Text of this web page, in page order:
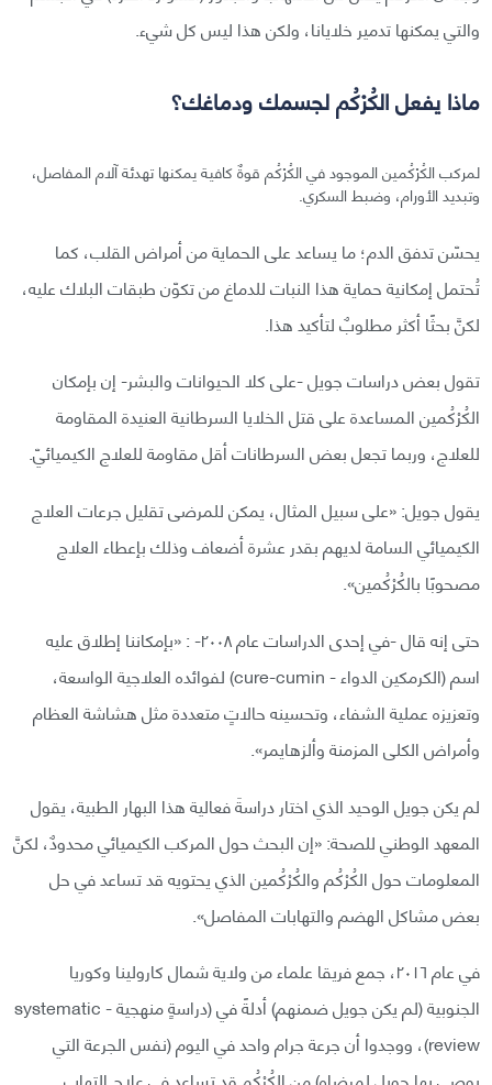
والتي يمكنها تدمير خلايانا، ولكن هذا ليس كل شيء.
ماذا يفعل الكُرْكُم لجسمك ودماغك؟
لمركب الكُرْكُمين الموجود في الكُرْكُم قوةٌ كافية يمكنها تهدئة آلام المفاصل،
وتبديد الأورام، وضبط السكري.
يحسّن تدفق الدم؛ ما يساعد على الحماية من أمراض القلب، كما
تُحتمل إمكانية حماية هذا النبات للدماغ من تكوّن طبقات البلاك عليه،
لكنَّ بحثًا أكثر مطلوبٌ لتأكيد هذا.
تقول بعض دراسات جويل -على كلا الحيوانات والبشر- إن بإمكان
الكُرْكُمين المساعدة على قتل الخلايا السرطانية العنيدة المقاومة
للعلاج، وربما تجعل بعض السرطانات أقل مقاومة للعلاج الكيميائيّ.
يقول جويل: «على سبيل المثال، يمكن للمرضى تقليل جرعات العلاج
الكيميائي السامة لديهم بقدر عشرة أضعاف وذلك بإعطاء العلاج
مصحوبًا بالكُرْكُمين».
حتى إنه قال -في إحدى الدراسات عام ٢٠٠٨- : «بإمكاننا إطلاق عليه
اسم (الكرمكين الدواء - cure-cumin) لفوائده العلاجية الواسعة،
وتعزيزه عملية الشفاء، وتحسينه حالاتٍ متعددة مثل هشاشة العظام
وأمراض الكلى المزمنة وألزهايمر».
لم يكن جويل الوحيد الذي اختار دراسةَ فعالية هذا البهار الطبية، يقول
المعهد الوطني للصحة: «إن البحث حول المركب الكيميائي محدودٌ، لكنَّ
المعلومات حول الكُرْكُم والكُرْكُمين الذي يحتويه قد تساعد في حل
بعض مشاكل الهضم والتهابات المفاصل».
في عام ٢٠١٦، جمع فريقا علماء من ولاية شمال كارولينا وكوريا
الجنوبية (لم يكن جويل ضمنهم) أدلةً في (دراسةٍ منهجية - systematic
review)، ووجدوا أن جرعة جرام واحد في اليوم (نفس الجرعة التي